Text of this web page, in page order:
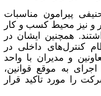
پیرامون مناسبات
و نیز محیط کسب و کار
همچنین ایشان در
کنترل‌های داخلی در
و مدیران با واحد
به موقع قوانین،
را مورد تاکید قرار